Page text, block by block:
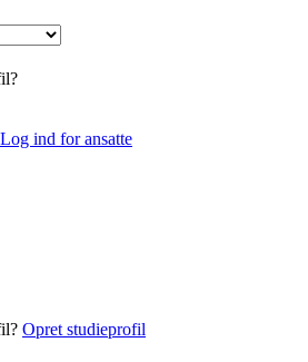
Log ind for ansatte
Opret studieprofil